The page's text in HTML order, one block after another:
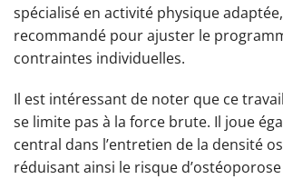
spécialisé en activité physique
recommandé pour ajuster le
contraintes individuelles.
Il est intéressant de noter que ce
se limite pas à la force brute. Il joue
central dans l’entretien de la densité
réduisant ainsi le risque